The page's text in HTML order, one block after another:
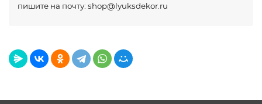
пишите на почту: shop@lyuksdekor.ru